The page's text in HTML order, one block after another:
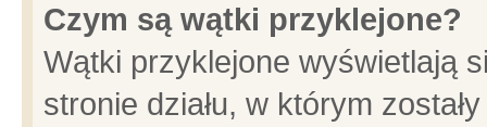
Czym są wątki przyklejone?
Wątki przyklejone wyświetlają
stronie działu, w którym